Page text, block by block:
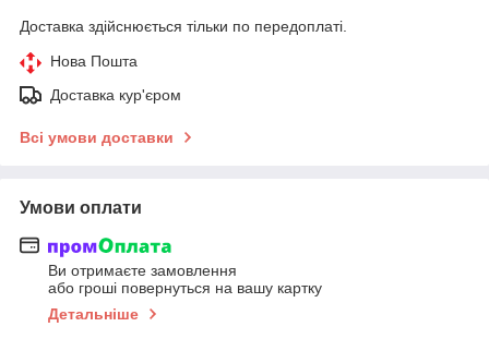
Доставка здійснюється тільки по передоплаті.
Нова Пошта
Доставка кур'єром
Всі умови доставки
Умови оплати
Ви отримаєте замовлення
або гроші повернуться на вашу картку
Детальніше